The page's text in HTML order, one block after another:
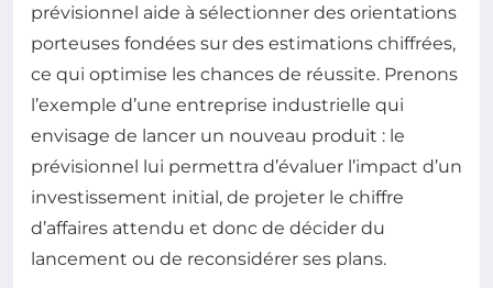
prévisionnel aide à sélectionner des orientations
porteuses fondées sur des estimations chiffrées,
ce qui optimise les chances de réussite. Prenons
l’exemple d’une entreprise industrielle qui
envisage de lancer un nouveau produit : le
prévisionnel lui permettra d’évaluer l’impact d’un
investissement initial, de projeter le chiffre
d’affaires attendu et donc de décider du
lancement ou de reconsidérer ses plans.